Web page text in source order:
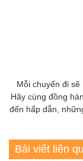
Mỗi chuyến đi
Hãy cùng đồng
đến hấp dẫn,
Bài viết liên